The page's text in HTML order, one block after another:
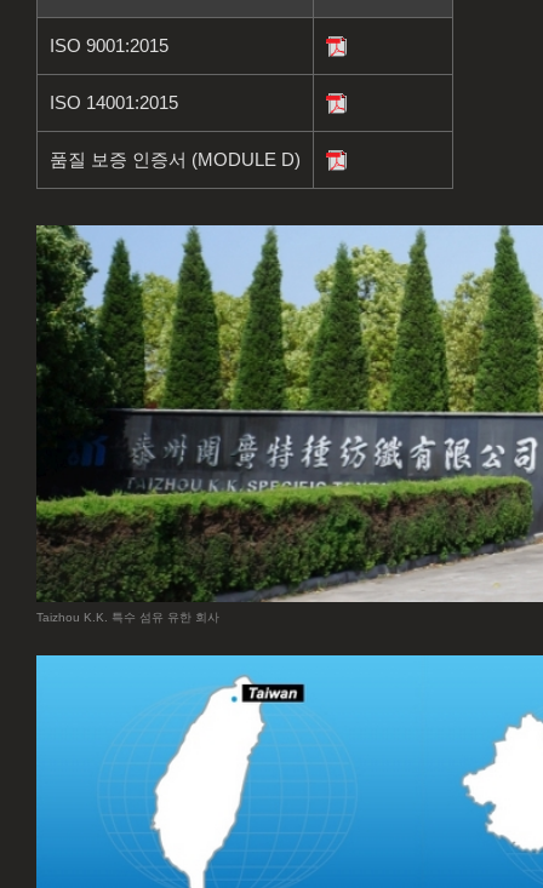
ISO 9001:2015
ISO 14001:2015
품질 보증 인증서 (MODULE D)
Taizhou K.K. 특수 섬유 유한 회사